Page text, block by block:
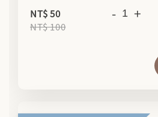
NT$ 50
NT$ 100
- +